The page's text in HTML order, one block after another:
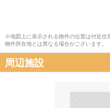
※地図上に表示される物件の位置は付近住
物件所在地とは異なる場合がございます。
周辺施設